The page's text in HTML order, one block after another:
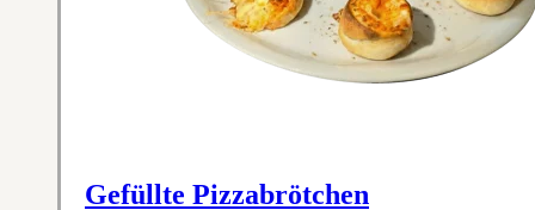
Gefüllte Pizzabrötchen